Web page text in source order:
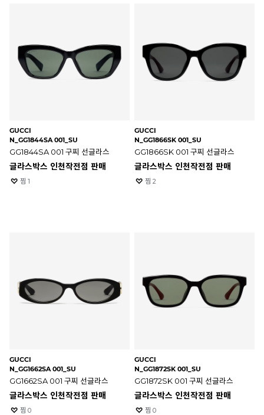
GUCCI
N_GG1844SA 001_SU
GG1844SA 001 구찌 선글라스
글라스박스 인천작전점 판매
찜 1
GUCCI
N_GG1866SK 001_SU
GG1866SK 001 구찌 선글라스
글라스박스 인천작전점 판매
찜 2
GUCCI
N_GG1662SA 001_SU
GG1662SA 001 구찌 선글라스
글라스박스 인천작전점 판매
찜 0
GUCCI
N_GG1872SK 001_SU
GG1872SK 001 구찌 선글라스
글라스박스 인천작전점 판매
찜 0